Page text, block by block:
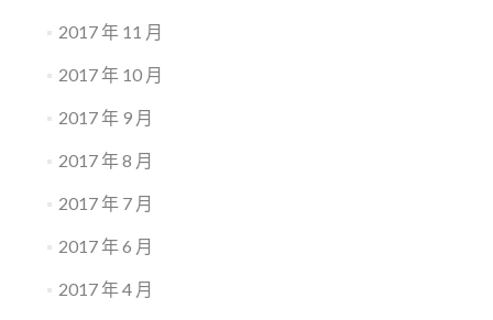
2017 年 11 月
2017 年 10 月
2017 年 9 月
2017 年 8 月
2017 年 7 月
2017 年 6 月
2017 年 4 月